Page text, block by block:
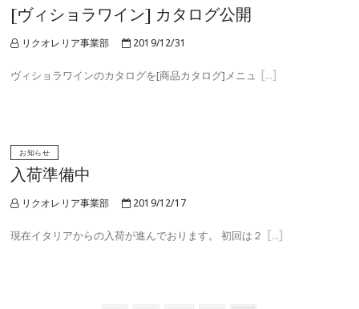
[ヴィショラワイン] カタログ公開
リクオレリア事業部 2019/12/31
ヴィショラワインのカタログを[商品カタログ]メニュ
お知らせ
入荷準備中
リクオレリア事業部 2019/12/17
現在イタリアからの入荷が進んでおります。 初回は２